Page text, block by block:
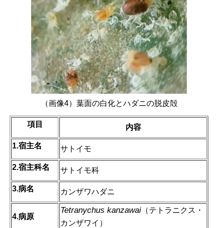
（画像4）葉面の白化とハダニの脱皮殻
項目 内容
1.宿主名 サトイモ
2.宿主科名 サトイモ科
3.病名 カンザワハダニ
4.病原
Tetranychus kanzawai （テトラニクス・
カンザワイ）